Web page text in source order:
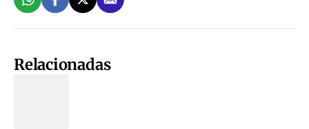
Relacionadas